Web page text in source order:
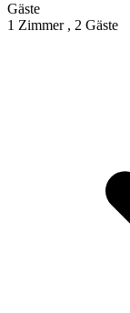
Gäste
1 Zimmer , 2 Gäste